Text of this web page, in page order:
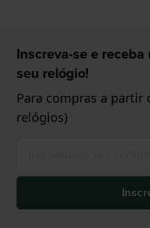
Inscreva-se e
seu relógio!
Para compras a partir
relógios)